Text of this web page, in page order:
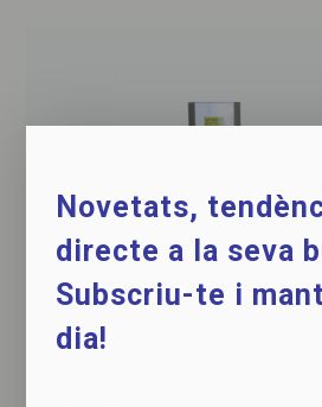
Novetats,
directe a la seva
Subscriu-te i
dia!